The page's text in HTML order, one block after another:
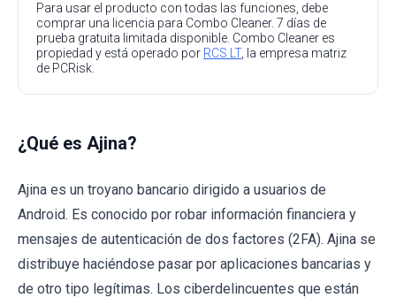
Para usar el producto con todas las funciones, debe
comprar una licencia para Combo Cleaner. 7 días de
prueba gratuita limitada disponible. Combo Cleaner es
propiedad y está operado por RCS LT, la empresa matriz
de PCRisk.
¿Qué es Ajina?
Ajina es un troyano bancario dirigido a usuarios de
Android. Es conocido por robar información financiera y
mensajes de autenticación de dos factores (2FA). Ajina se
distribuye haciéndose pasar por aplicaciones bancarias y
de otro tipo legítimas. Los ciberdelincuentes que están